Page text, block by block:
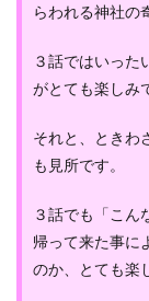
らわれる神社の
３話ではいった
がとても楽しみ
それと、ときわ
も見所です。
３話でも「こん
帰って来た事に
のか、とても楽